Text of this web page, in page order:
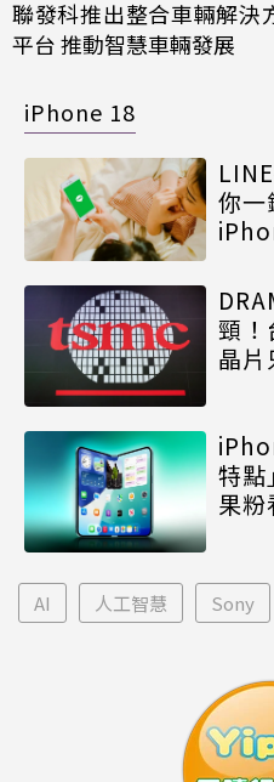
聯發科推出整合車輛解
平台 推動智慧車輛發展
iPhone 18
你一
頸
晶片
特點
果粉
AI 人工智慧 Sony